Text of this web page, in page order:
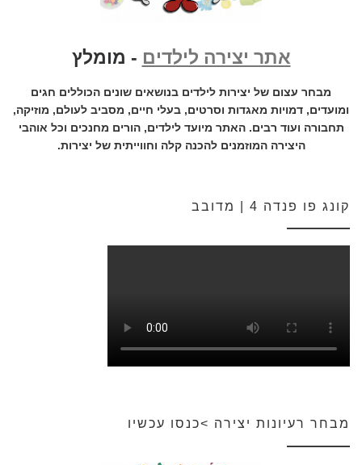
אתר יצירה לילדים - מומלץ
מבחר עצום של יצירות לילדים בנושאים שונים הכוללים חגים
ומועדים, דמויות מאגדות וסרטים, בעלי חיים, מסביב לעולם, מוזיקה,
תחבורה ועוד רבים. האתר מיועד לילדים, הורים מחנכים וכל אוהבי
היצירה המוזמנים להכנה קלה וחווייתית של יצירות.
קונג פו פנדה 4 | מדובב
מבחר רעיונות יצירה >כנסו עכשיו